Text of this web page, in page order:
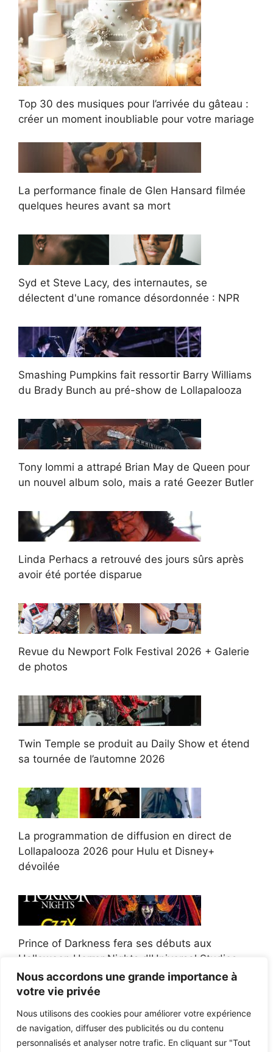
Nous accordons une grande importance à
votre vie privée
Nous utilisons des cookies pour améliorer votre expérience
de navigation, diffuser des publicités ou du contenu
personnalisés et analyser notre trafic. En cliquant sur "Tout
Top 30 des musiques pour l’arrivée du gâteau :
créer un moment inoubliable pour votre mariage
La performance finale de Glen Hansard filmée
quelques heures avant sa mort
Syd et Steve Lacy, des internautes, se
délectent d'une romance désordonnée : NPR
Smashing Pumpkins fait ressortir Barry Williams
du Brady Bunch au pré-show de Lollapalooza
Tony Iommi a attrapé Brian May de Queen pour
un nouvel album solo, mais a raté Geezer Butler
Linda Perhacs a retrouvé des jours sûrs après
avoir été portée disparue
Revue du Newport Folk Festival 2026 + Galerie
de photos
Twin Temple se produit au Daily Show et étend
sa tournée de l’automne 2026
La programmation de diffusion en direct de
Lollapalooza 2026 pour Hulu et Disney+
dévoilée
Prince of Darkness fera ses débuts aux
Halloween Horror Nights d'Universal Studios
Afroman poursuit un policier de l'Ohio après la